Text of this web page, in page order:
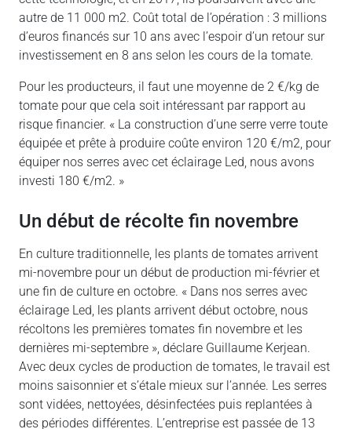
autre de 11 000 m2. Coût total de l’opération : 3 millions
d’euros financés sur 10 ans avec l’espoir d’un retour sur
investissement en 8 ans selon les cours de la tomate.
Pour les producteurs, il faut une moyenne de 2 €/kg de
tomate pour que cela soit intéressant par rapport au
risque financier. « La construction d’une serre verre toute
équipée et prête à produire coûte environ 120 €/m2, pour
équiper nos serres avec cet éclairage Led, nous avons
investi 180 €/m2. »
Un début de récolte fin novembre
En culture traditionnelle, les plants de tomates arrivent
mi-novembre pour un début de production mi-février et
une fin de culture en octobre. « Dans nos serres avec
éclairage Led, les plants arrivent début octobre, nous
récoltons les premières tomates fin novembre et les
dernières mi-septembre », déclare Guillaume Kerjean.
Avec deux cycles de production de tomates, le travail est
moins saisonnier et s’étale mieux sur l’année. Les serres
sont vidées, nettoyées, désinfectées puis replantées à
des périodes différentes. L’entreprise est passée de 13